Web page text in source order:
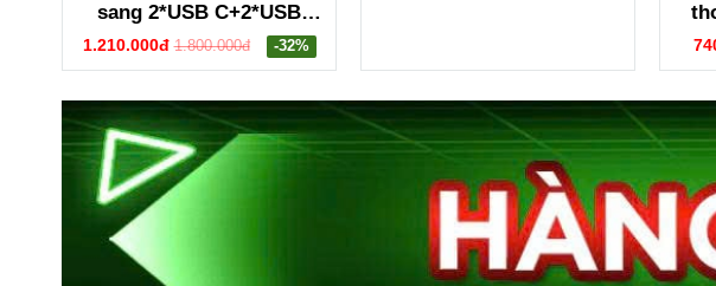
sang 2*USB C+2*USB
+HDMI+VGA + SD TF
LAN+3.5mm hỗ trợ 4K
1.210.000đ 1.800.000đ -32%